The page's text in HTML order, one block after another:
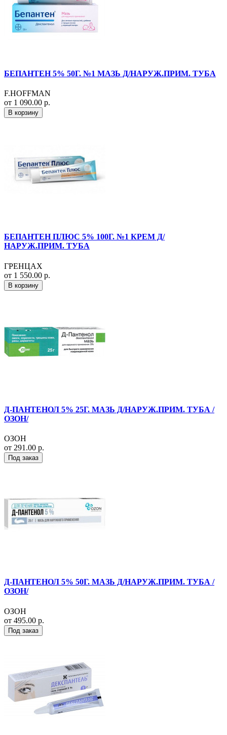
БЕПАНТЕН 5% 50Г. №1 МАЗЬ Д/НАРУЖ.ПРИМ. ТУБА
F.HOFFMAN
от 1 090.00 р.
В корзину
БЕПАНТЕН ПЛЮС 5% 100Г. №1 КРЕМ Д/
НАРУЖ.ПРИМ. ТУБА
ГРЕНЦАХ
от 1 550.00 р.
В корзину
Д-ПАНТЕНОЛ 5% 25Г. МАЗЬ Д/НАРУЖ.ПРИМ. ТУБА /
ОЗОН/
ОЗОН
от 291.00 р.
Под заказ
Д-ПАНТЕНОЛ 5% 50Г. МАЗЬ Д/НАРУЖ.ПРИМ. ТУБА /
ОЗОН/
ОЗОН
от 495.00 р.
Под заказ